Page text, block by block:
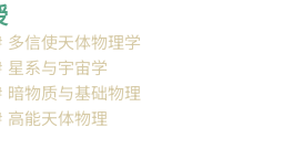
多信使天体物理学
星系与宇宙学
暗物质与基础物理
高能天体物理